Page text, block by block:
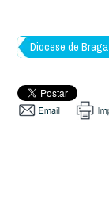
Diocese de Braga